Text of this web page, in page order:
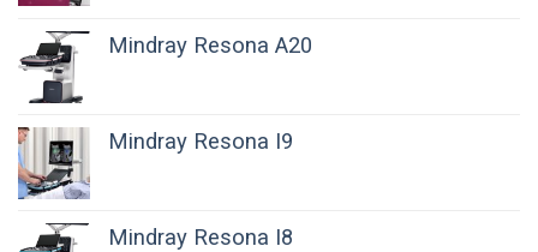
Mindray Resona A20
Mindray Resona I9
Mindray Resona I8